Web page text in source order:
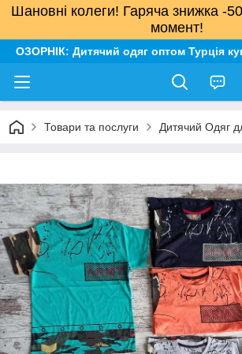
Шановні колеги! Гаряча знижка -
момент!
ОЗОРНІК: Дитячий одяг оптом Турція
Товари та послуги Дитячий Одяг